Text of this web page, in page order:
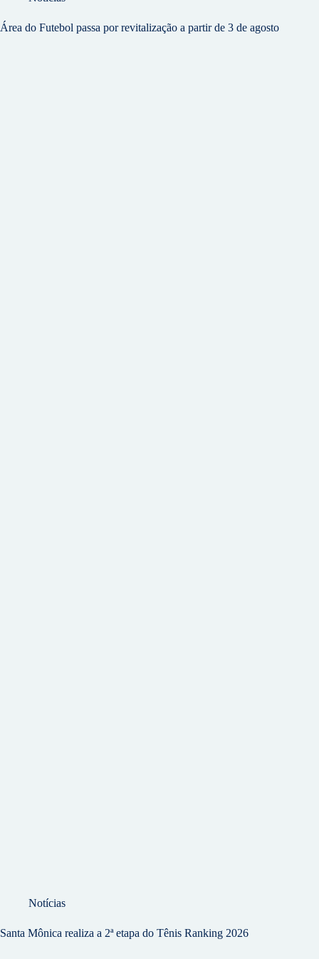
Área do Futebol passa por revitalização a partir de 3 de agosto
Notícias
Santa Mônica realiza a 2ª etapa do Tênis Ranking 2026